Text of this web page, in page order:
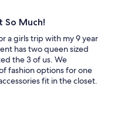
So Much!
a girls trip with my 9 year
has two queen sized
the 3 of us. We
fashion options for one
fit in the closet.
clothes hangers. The iron
Many electrical outlets
The television is